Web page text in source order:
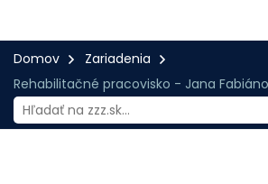
Domov
Zariadenia
Rehabilitačné pracovisko - Jana